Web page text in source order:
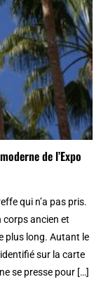
de l’Expo
qui n’a pas pris.
corps ancien et
plus long. Autant le
sur la carte
se presse pour […]